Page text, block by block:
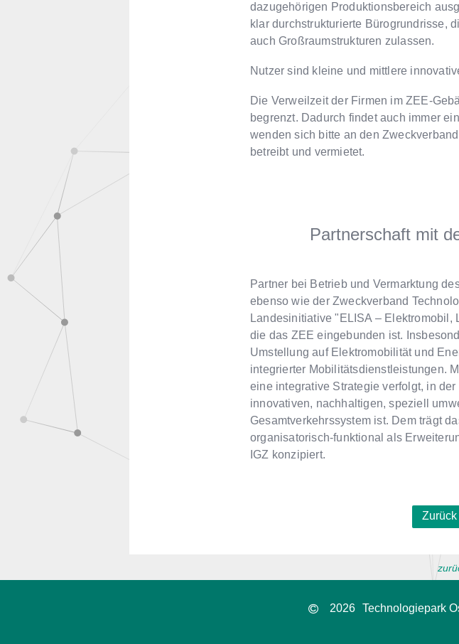
dazugehörigen Produktionsbereich
klar durchstrukturierte Bürogrundrisse,
auch Großraumstrukturen zulassen.
Nutzer sind kleine und mittlere
Die Verweilzeit der Firmen im ZEE-
begrenzt. Dadurch findet auch immer
wenden sich bitte an den
betreibt und vermietet.
Partnerschaft mit
Partner bei Betrieb und Vermarktung
ebenso wie der Zweckverband
Landesinitiative "ELISA –
die das ZEE eingebunden ist.
Umstellung auf Elektromobilität und
integrierter Mobilitätsdienstleistungen.
eine integrative Strategie verfolgt, in
innovativen, nachhaltigen, speziell
Gesamtverkehrssystem ist. Dem trägt
organisatorisch-funktional als
IGZ konzipiert.
2026 Technologiepark